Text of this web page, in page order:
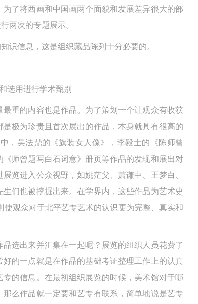
了将西画和中国画两个面貌和发展差异很大的部
两次的专题展示。
识信息，这是组织藏品陈列十分必要的。
选用进行学术甄别
重的内容也是作品。为了策划一个让观众有收获
极为珍贵且首次展出的作品，本身就具有很高的
，吴法鼎的《旗装女人像》，李毅士的《陈师曾
师曾题写白石词意》册页等作品的发现和展出对
览进入公众视野，如姚茫父、萧谦中、王梦白、
们也被挖掘出来。在学界内，这些作品为艺术史
观众对于北平艺专艺术的认识更为完整、真实和
选出来并汇集在一起呢？展览的组织人员花费了
的一点就是在作品的基础考证整理工作上的认真
的信息。在最初组织展览的时候，美术馆对于哪
么作品就一定要和艺专有联系，简单地说是艺专
（如参与工作坊创作
学院可以以电子、网
识资源总库》《中央
关资料、文献、档案
原则。但活动有风
法规，必须遵循道德
相帮助和助人为乐的
（如参与工作坊创作
学院可以以电子、网
识资源总库》《中央
关资料、文献、档案
原则。但活动有风
法规，必须遵循道德
相帮助和助人为乐的
（如参与工作坊创作
学院可以以电子、网
识资源总库》《中央
关资料、文献、档案
原则。但活动有风
法规，必须遵循道德
相帮助和助人为乐的
密码登录